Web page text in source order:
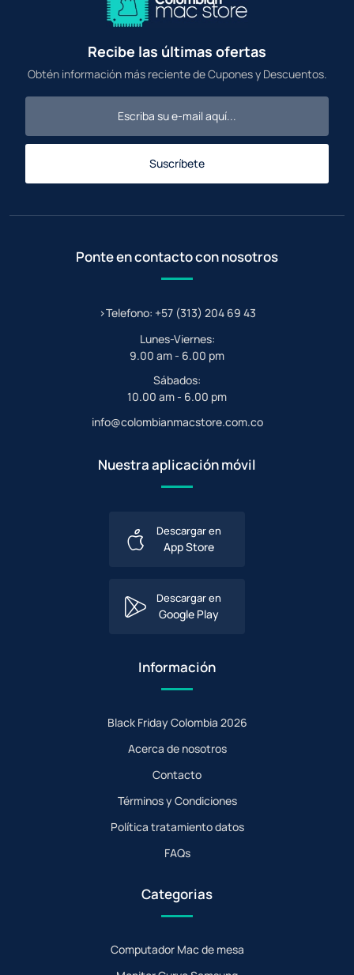
Recibe las últimas ofertas
Obtén información más reciente de Cupones y Descuentos.
Suscríbete
Ponte en contacto con nosotros
>Telefono: +57 (313) 204 69 43
Lunes-Viernes:
9.00 am - 6.00 pm
Sábados:
10.00 am - 6.00 pm
info@colombianmacstore.com.co
Nuestra aplicación móvil
Descargar en
App Store
Descargar en
Google Play
Información
Black Friday Colombia 2026
Acerca de nosotros
Contacto
Términos y Condiciones
Política tratamiento datos
FAQs
Categorias
Computador Mac de mesa